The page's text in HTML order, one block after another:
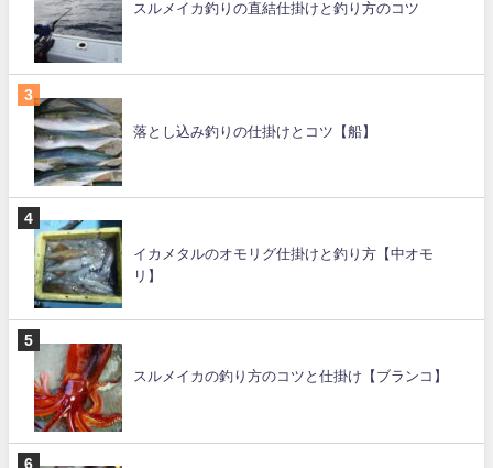
スルメイカ釣りの直結仕掛けと釣り方のコツ
落とし込み釣りの仕掛けとコツ【船】
イカメタルのオモリグ仕掛けと釣り方【中オモ
リ】
スルメイカの釣り方のコツと仕掛け【ブランコ】